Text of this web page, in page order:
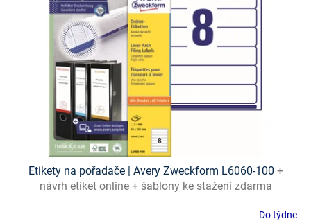
Etikety na pořadače | Avery Zweckform L6060-100 +
návrh etiket online + šablony ke stažení zdarma
Do týdne